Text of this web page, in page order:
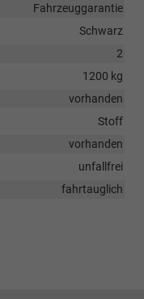
Fahrzeuggarantie
Schwarz
2
1200 kg
vorhanden
Stoff
vorhanden
unfallfrei
fahrtauglich